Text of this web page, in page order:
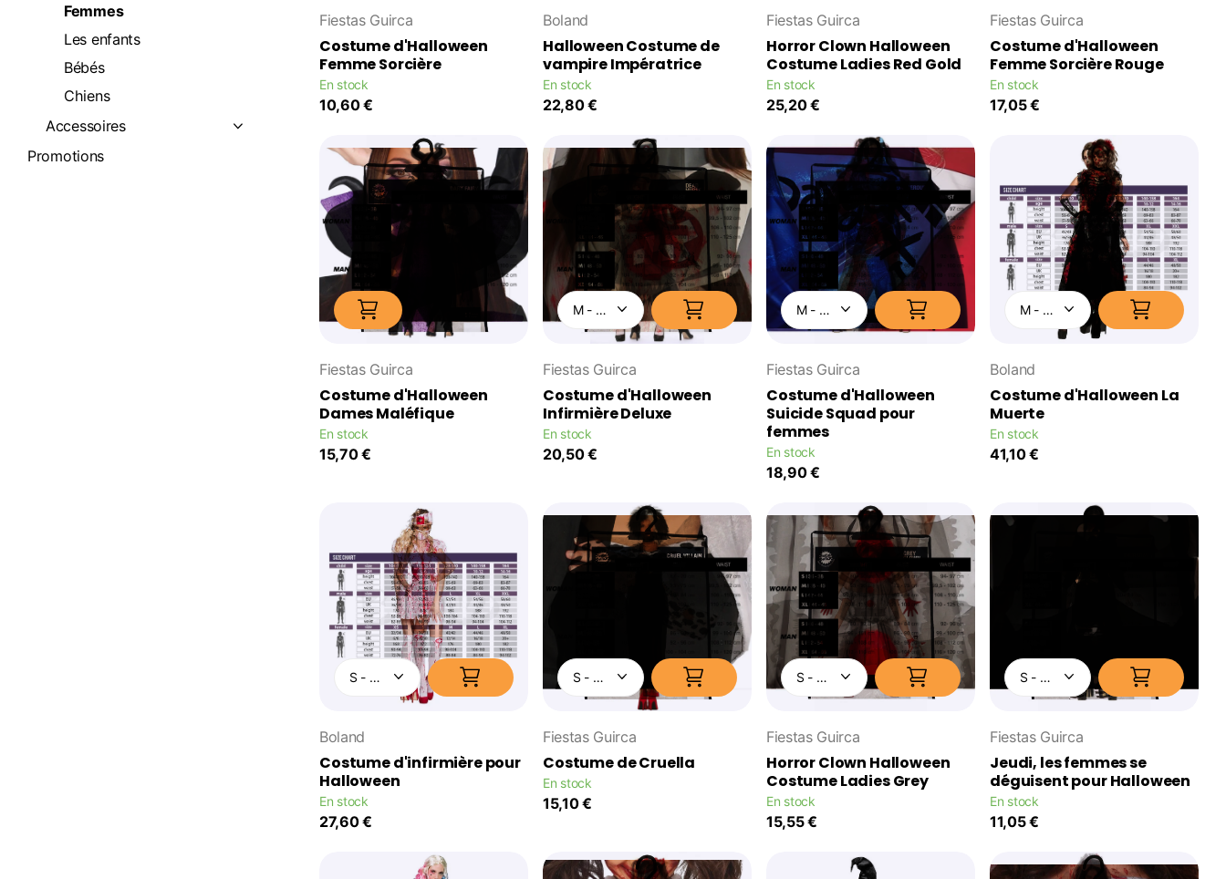
Fiestas Guirca
Costume d'Halloween
Femme Sorcière
En stock
10,60 €
Boland
Halloween Costume de
vampire Impératrice
En stock
22,80 €
Fiestas Guirca
Horror Clown Halloween
Costume Ladies Red Gold
En stock
25,20 €
Fiestas Guirca
Costume d'Halloween
Femme Sorcière Rouge
En stock
17,05 €
Fiestas Guirca
Costume d'Halloween
Dames Maléfique
En stock
15,70 €
Fiestas Guirca
Costume d'Halloween
Infirmière Deluxe
En stock
20,50 €
Fiestas Guirca
Costume d'Halloween
Suicide Squad pour
femmes
En stock
18,90 €
Boland
Costume d'Halloween La
Muerte
En stock
41,10 €
Boland
Costume d'infirmière pour
Halloween
En stock
27,60 €
Fiestas Guirca
Costume de Cruella
En stock
15,10 €
Fiestas Guirca
Horror Clown Halloween
Costume Ladies Grey
En stock
15,55 €
Fiestas Guirca
Jeudi, les femmes se
déguisent pour Halloween
En stock
11,05 €
Femmes
Les enfants
Bébés
Chiens
Accessoires
Promotions